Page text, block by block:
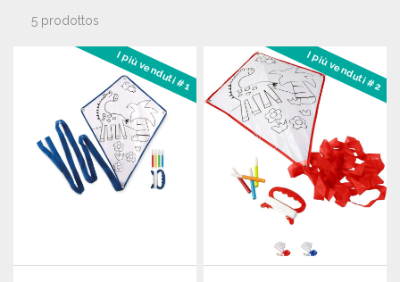
5 prodottos
I più venduti #1 I più venduti #2